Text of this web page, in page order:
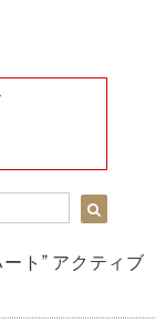
ト” アクティブ